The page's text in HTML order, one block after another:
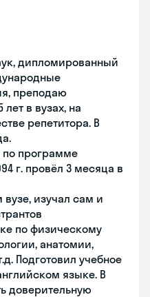
дипломированный
преподаю
в вузах, на
репетитора. В
по программе
г. провёл 3 месяца в
изучал сам и
по физическому
анатомии,
Подготовил учебное
языке. В
доверительную